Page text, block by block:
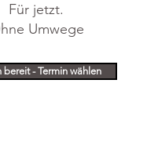
Für jetzt.
Umwege
bereit - Termin wählen